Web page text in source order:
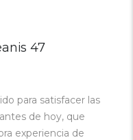
47
para satisfacer las
de hoy, que
experiencia de